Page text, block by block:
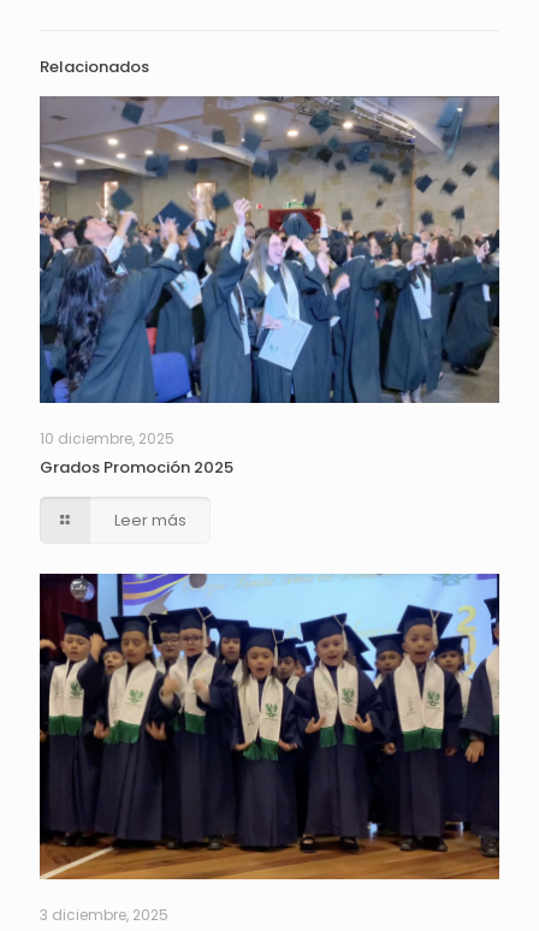
Relacionados
10 diciembre, 2025
Grados Promoción 2025
Leer más
3 diciembre, 2025